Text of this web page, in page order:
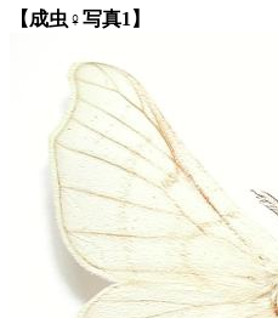
【成虫♀写真1】